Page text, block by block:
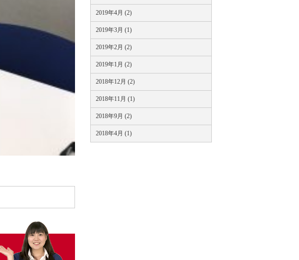
2019年4月 (2)
2019年3月 (1)
2019年2月 (2)
2019年1月 (2)
2018年12月 (2)
2018年11月 (1)
2018年9月 (2)
2018年4月 (1)